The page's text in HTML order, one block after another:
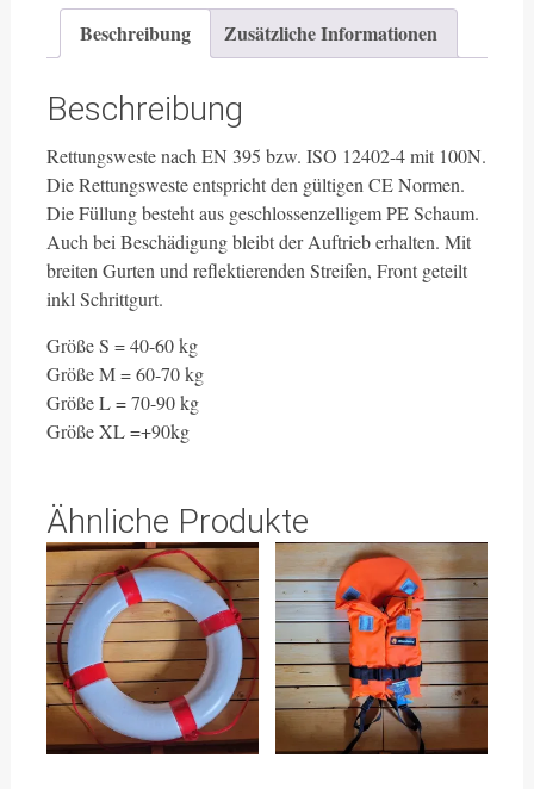
Beschreibung Zusätzliche Informationen
Beschreibung
Rettungsweste nach EN 395 bzw. ISO 12402-4 mit 100N.
Die Rettungsweste entspricht den gültigen CE Normen.
Die Füllung besteht aus geschlossenzelligem PE Schaum.
Auch bei Beschädigung bleibt der Auftrieb erhalten. Mit
breiten Gurten und reflektierenden Streifen, Front geteilt
inkl Schrittgurt.
Größe S = 40-60 kg
Größe M = 60-70 kg
Größe L = 70-90 kg
Größe XL =+90kg
Ähnliche Produkte